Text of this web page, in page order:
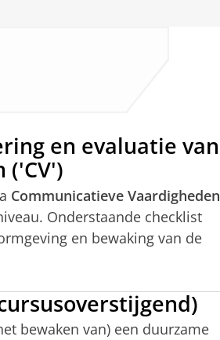
en evaluatie van
('CV')
Communicatieve Vaardigheden
Onderstaande checklist
en bewaking van de
bewaken van) een duurzame